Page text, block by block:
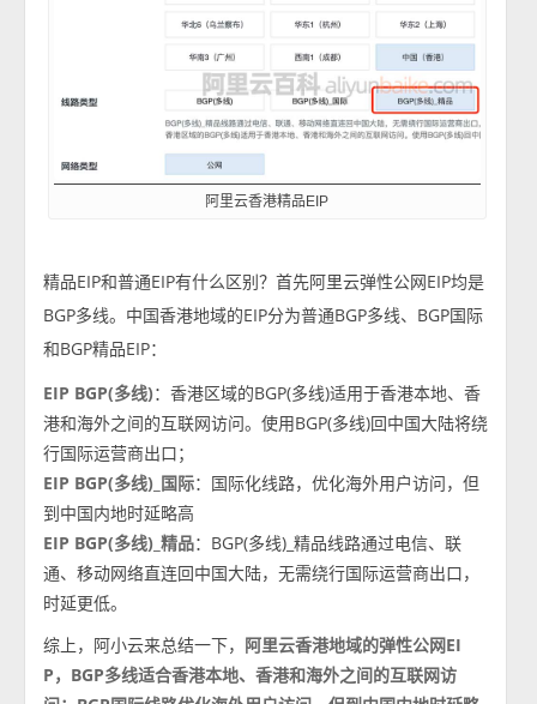
阿里云香港精品EIP
精品EIP和普通EIP有什么区别？首先阿里云弹性公网EIP均是
BGP多线。中国香港地域的EIP分为普通BGP多线、BGP国际
和BGP精品EIP：
EIP BGP(多线)：香港区域的BGP(多线)适用于香港本地、香
港和海外之间的互联网访问。使用BGP(多线)回中国大陆将绕
行国际运营商出口；
EIP BGP(多线)_国际：国际化线路，优化海外用户访问，但
到中国内地时延略高
EIP BGP(多线)_精品：BGP(多线)_精品线路通过电信、联
通、移动网络直连回中国大陆，无需绕行国际运营商出口，
时延更低。
综上，阿小云来总结一下， 阿里云香港地域的弹性公网EI
P，BGP多线适合香港本地、香港和海外之间的互联网访